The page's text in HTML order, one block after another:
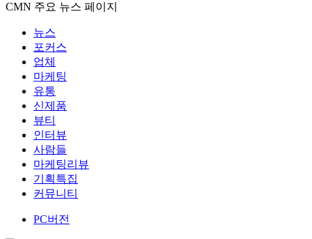
CMN 주요 뉴스 페이지
뉴스
포커스
업체
마케팅
유통
신제품
뷰티
인터뷰
사람들
마케팅리뷰
기획특집
커뮤니티
PC버전